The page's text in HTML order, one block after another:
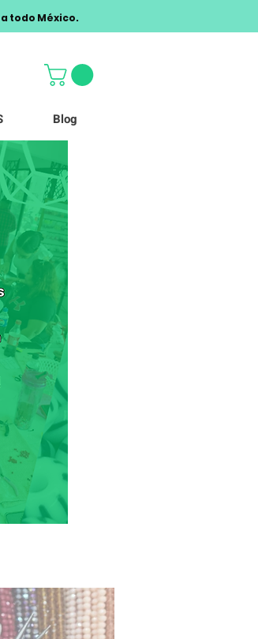
a todo México.
Blog